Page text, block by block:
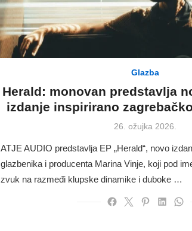
Glazba
Herald: monovan predstavlja
izdanje inspirirano
Posted
26. ožujka 2026.
ATJE AUDIO predstavlja EP „Herald“, novo
glazbenika i producenta Marina Vinje, koji pod
zvuk na razmeđi klupske dinamike i duboke …